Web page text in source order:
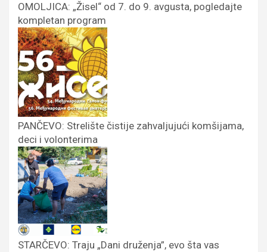
OMOLJICA: „Žisel“ od 7. do 9. avgusta, pogledajte
kompletan program
PANČEVO: Strelište čistije zahvaljujući komšijama,
deci i volonterima
STARČEVO: Traju „Dani druženja”, evo šta vas